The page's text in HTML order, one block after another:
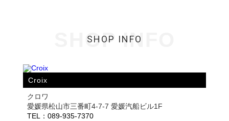
SHOP INFO
SHOP INFO
Croix
クロワ
愛媛県松山市三番町4-7-7 愛媛汽船ビル1F
TEL：089-935-7370